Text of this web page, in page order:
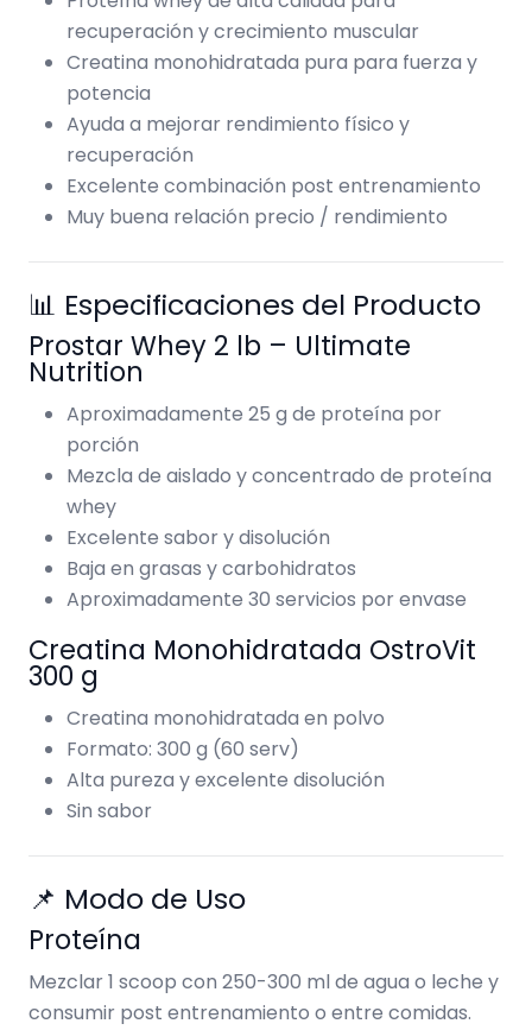
recuperación y crecimiento muscular
Creatina monohidratada pura para fuerza y
potencia
Ayuda a mejorar rendimiento físico y
recuperación
Excelente combinación post entrenamiento
Muy buena relación precio / rendimiento
📊 Especificaciones del Producto
Prostar Whey 2 lb – Ultimate
Nutrition
Aproximadamente 25 g de proteína por
porción
Mezcla de aislado y concentrado de proteína
whey
Excelente sabor y disolución
Baja en grasas y carbohidratos
Aproximadamente 30 servicios por envase
Creatina Monohidratada OstroVit
300 g
Creatina monohidratada en polvo
Formato: 300 g (60 serv)
Alta pureza y excelente disolución
Sin sabor
📌 Modo de Uso
Proteína
Mezclar 1 scoop con 250-300 ml de agua o leche y
consumir post entrenamiento o entre comidas.